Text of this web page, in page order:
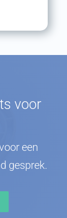
voor
een
gesprek.